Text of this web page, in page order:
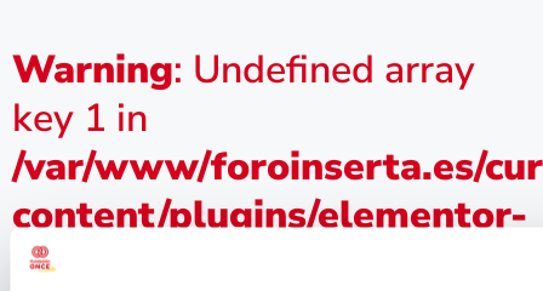
Warning: Undefined array
key 1 in
/var/www/foroinserta.es/
content/plugins/elementor-
pro/modules/dynamic-